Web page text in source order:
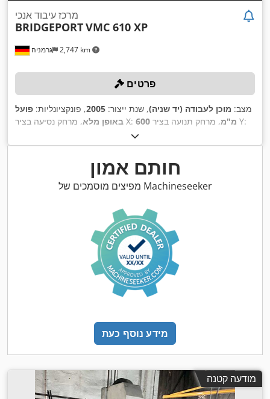
גרמניה 2,747 km
מרכז עיבוד אנכי
BRIDGEPORTVMC 610 XP
פרטים
מצב: מוכן לעבודה (יד שניה), שנת ייצור: 2005, פונקציונליות: פועל
באופן מלא , מרחק נסיעה בציר X: 600 מ"מ , מרחק תנועה בציר Y:
אורך שולחן:500 מ"מ , מהירות סיבוב (מקסימלית):12,000 סל"ד ,
חותם אמון
מפיצים מוסמכים של Machineseeker
מידע נוסף כעת
מודעה קטנה